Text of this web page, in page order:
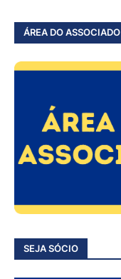
ÁREA DO ASSOCIADO
SEJA SÓCIO